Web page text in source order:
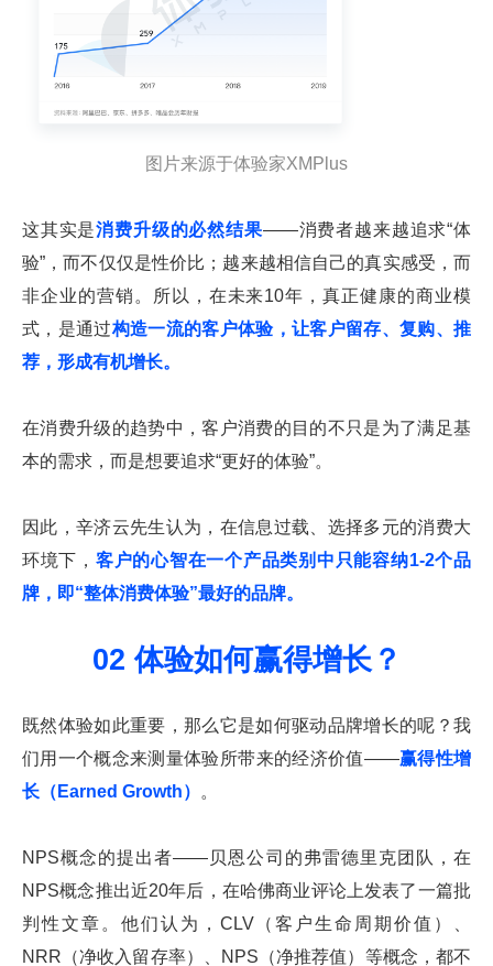
图片来源于体验家XMPlus
这其实是消费升级的必然结果——消费者越来越追求“体
验”，而不仅仅是性价比；越来越相信自己的真实感受，而
非企业的营销。所以，在未来10年，真正健康的商业模
式，是通过构造一流的客户体验，让客户留存、复购、推
荐，形成有机增长。
在消费升级的趋势中，客户消费的目的不只是为了满足基
本的需求，而是想要追求“更好的体验”。
因此，辛济云先生认为，在信息过载、选择多元的消费大
环境下， 客户的心智在一个产品类别中只能容纳1-2个品
牌，即“整体消费体验”最好的品牌。
02 体验如何赢得增长？
既然体验如此重要，那么它是如何驱动品牌增长的呢？我
们用一个概念来测量体验所带来的经济价值——赢得性增
长（Earned Growth）
。
NPS概念的提出者——贝恩公司的弗雷德里克团队，在
NPS概念推出近20年后，在哈佛商业评论上发表了一篇批
判性文章。他们认为，CLV（客户生命周期价值）、
NRR（净收入留存率）、NPS（净推荐值）等概念，都不